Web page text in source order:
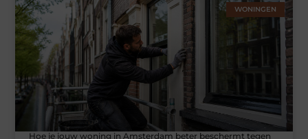
WONINGEN
Hoe je jouw woning in Amsterdam beter beschermt tegen